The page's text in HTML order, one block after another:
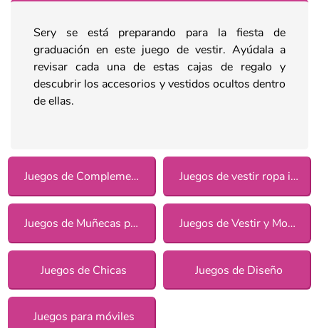
Sery se está preparando para la fiesta de
graduación en este juego de vestir. Ayúdala a
revisar cada una de estas cajas de regalo y
descubrir los accesorios y vestidos ocultos dentro
de ellas.
Juegos de Complementos Juegos de vestir ropa informal para chicas
Juegos de Muñecas para chicas Juegos de Vestir y Moda
Juegos de Chicas Juegos de Diseño
Juegos para móviles